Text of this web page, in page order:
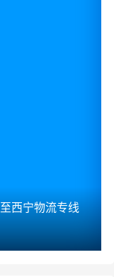
西宁物流专线